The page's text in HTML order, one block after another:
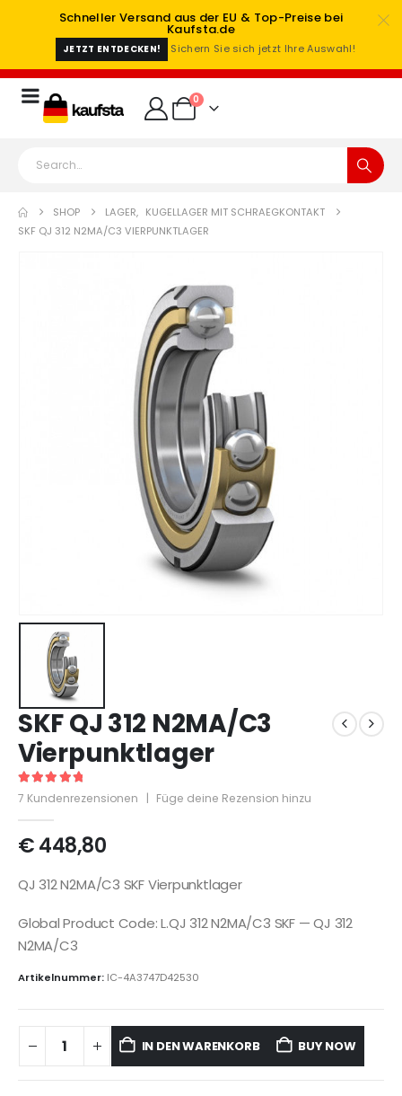
Schneller Versand aus der EU & Top-Preise bei
Kaufsta.de
JETZT ENTDECKEN! Sichern Sie sich jetzt Ihre Auswahl!
0
SHOP LAGER, KUGELLAGER MIT SCHRAEGKONTAKT
SKF QJ 312 N2MA/C3 VIERPUNKTLAGER
SKF QJ 312 N2MA/C3
Vierpunktlager
5 out of 5
7 Kundenrezensionen | Füge deine Rezension hinzu
€448,80
QJ 312 N2MA/C3 SKF Vierpunktlager
Global Product Code: L.QJ 312 N2MA/C3 SKF — QJ 312
N2MA/C3
Artikelnummer: IC-4A3747D42530
IN DEN WARENKORB BUY NOW